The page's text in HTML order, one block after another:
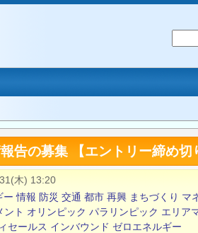
告の募集 【エントリー締め切
木) 13:20
ー 情報 防災 交通 都市 再興 まちづくり マ
ント オリンピック パラリンピック エリア
セールス インバウンド ゼロエネルギー